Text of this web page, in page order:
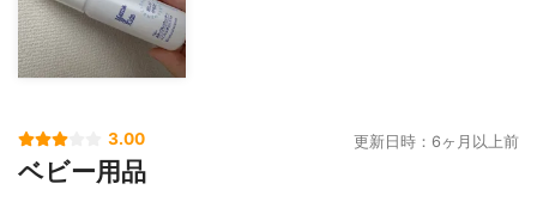
3.00 更新日時：6ヶ月以上前
ベビー用品